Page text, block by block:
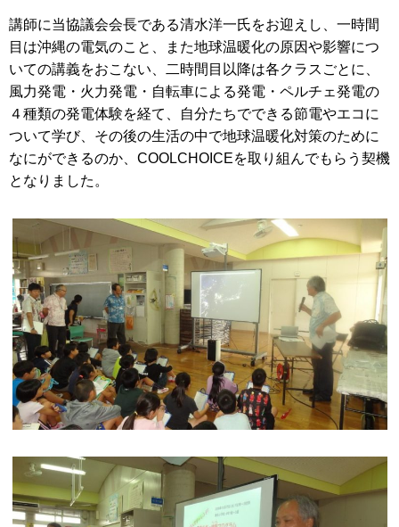
講師に当協議会会長である清水洋一氏をお迎えし、一時間
目は沖縄の電気のこと、また地球温暖化の原因や影響につ
いての講義をおこない、二時間目以降は各クラスごとに、
風力発電・火力発電・自転車による発電・ペルチェ発電の
４種類の発電体験を経て、自分たちでできる節電やエコに
ついて学び、その後の生活の中で地球温暖化対策のために
なにができるのか、COOLCHOICEを取り組んでもらう契機
となりました。